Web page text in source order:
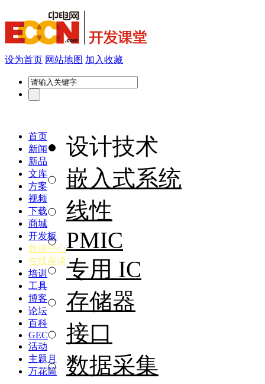
设为首页 网站地图 加入收藏
首页
新闻
新品
文库
方案
视频
下载
商城
开发板
数据中心
在线座谈
培训
工具
博客
论坛
百科
GEC
活动
主题月
万花筒
设计技术
嵌入式系统
线性
PMIC
专用 IC
存储器
接口
数据采集